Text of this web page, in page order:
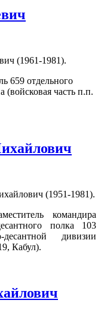
(1961-1981).
659 отдельного
(войсковая часть п.п.
(1951-1981).
командира
полка 103
десантной дивизии
Кабул).